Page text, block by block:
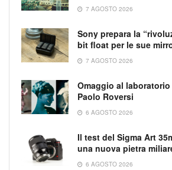
7 AGOSTO 2026
Sony prepara la
bit float per le sue
7 AGOSTO 2026
Omaggio al
Paolo Roversi
6 AGOSTO 2026
Il test del Sigma Art
una nuova pietra
6 AGOSTO 2026